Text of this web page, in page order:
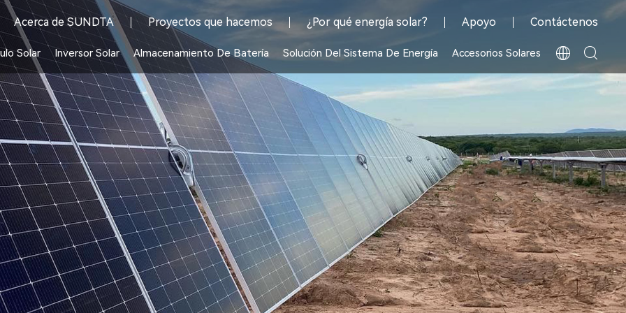
Acerca de SUNDTA Proyectos que hacemos ¿Por qué energía solar? Apoyo Contáctenos
Solar Inversor Solar Almacenamiento De Batería Solución Del Sistema De Energía Accesorios Solares